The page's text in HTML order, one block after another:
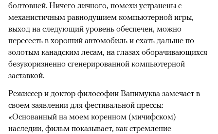
болтовней. Ничего личного, помехи устранены с
механистичным равнодушием компьютерной игры,
выход на следующий уровень обеспечен, можно
пересесть в хороший автомобиль и ехать дальше по
золотым канадским лесам, на глазах оборачивающихся
безукоризненно сгенерированной компьютерной
заставкой.
Режиссер и доктор философии Вапимуква замечает в
своем заявлении для фестивальной прессы:
«Основанный на моем коренном (мичифском)
наследии, фильм показывает, как стремление